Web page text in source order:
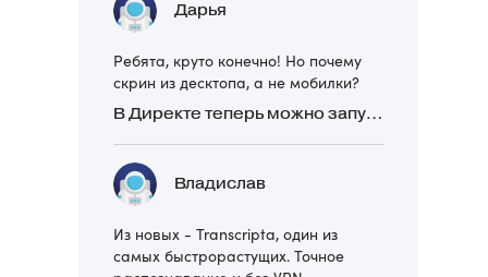
Дарья
Ребята, круто конечно! Но почему
скрин из десктопа, а не мобилки?
В Директе теперь можно запускать Премиум-билборд для мобильных устройств
Владислав
Из новых - Transcripta, один из
самых быстрорастущих. Точное